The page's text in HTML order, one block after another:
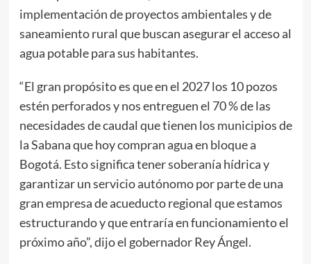
implementación de proyectos ambientales y de
saneamiento rural que buscan asegurar el acceso al
agua potable para sus habitantes.
“El gran propósito es que en el 2027 los 10 pozos
estén perforados y nos entreguen el 70 % de las
necesidades de caudal que tienen los municipios de
la Sabana que hoy compran agua en bloque a
Bogotá. Esto significa tener soberanía hídrica y
garantizar un servicio autónomo por parte de una
gran empresa de acueducto regional que estamos
estructurando y que entraría en funcionamiento el
próximo año”, dijo el gobernador Rey Ángel.